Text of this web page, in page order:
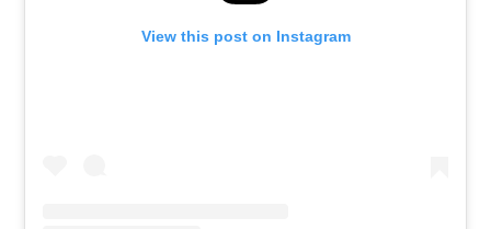
View this post on Instagram